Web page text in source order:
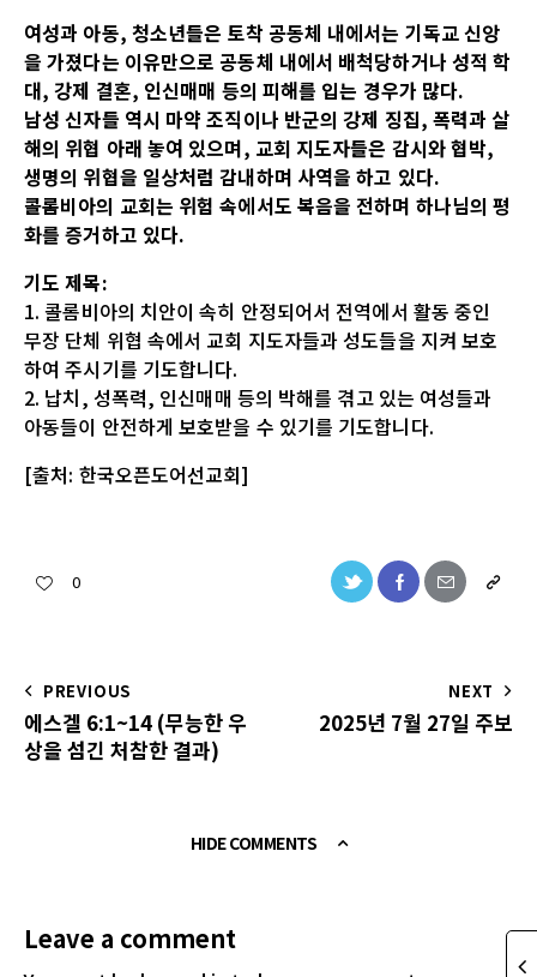
여성과 아동, 청소년들은 토착 공동체 내에서는 기독교 신앙
을 가졌다는 이유만으로 공동체 내에서 배척당하거나 성적 학
대, 강제 결혼, 인신매매 등의 피해를 입는 경우가 많다.
남성 신자들 역시 마약 조직이나 반군의 강제 징집, 폭력과 살
해의 위협 아래 놓여 있으며, 교회 지도자들은 감시와 협박,
생명의 위협을 일상처럼 감내하며 사역을 하고 있다.
콜롬비아의 교회는 위험 속에서도 복음을 전하며 하나님의 평
화를 증거하고 있다.
기도 제목:
1. 콜롬비아의 치안이 속히 안정되어서 전역에서 활동 중인
무장 단체 위협 속에서 교회 지도자들과 성도들을 지켜 보호
하여 주시기를 기도합니다.
2. 납치, 성폭력, 인신매매 등의 박해를 겪고 있는 여성들과
아동들이 안전하게 보호받을 수 있기를 기도합니다.
[출처: 한국오픈도어선교회]
0
PREVIOUS
에스겔 6:1~14 (무능한 우
상을 섬긴 처참한 결과)
NEXT
2025년 7월 27일 주보
HIDE COMMENTS
Leave a comment